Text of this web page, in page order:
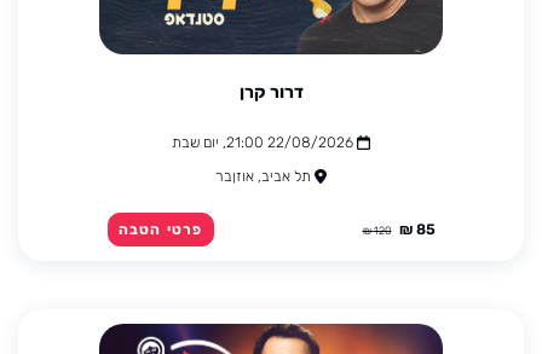
דרור קרן
22/08/2026 21:00, יום שבת
תל אביב, אוזןבר
85 ₪
120 ₪ פרטי הטבה